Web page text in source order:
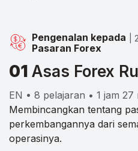
Pengenalan kepada
Pasaran Forex
|
01 Asas Forex
EN • 8 pelajaran • 1 jam 27
Membincangkan tentang
perkembangannya dari
operasinya.